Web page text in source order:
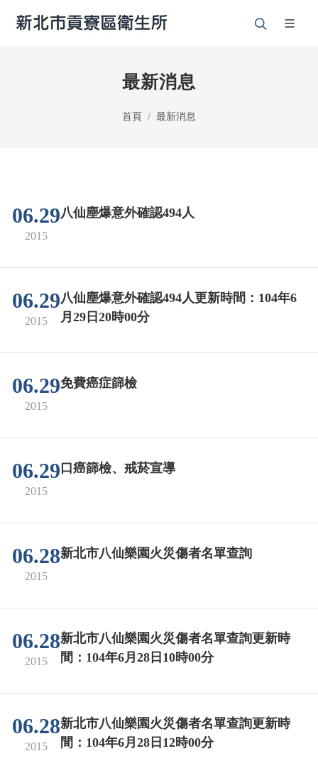
最新消息
首頁 最新消息
06.29
2015
八仙塵爆意外確認494人
06.29
2015
八仙塵爆意外確認494人更新時間：104年6
月29日20時00分
06.29
2015
免費癌症篩檢
06.29
2015
口癌篩檢、戒菸宣導
06.28
2015
新北市八仙樂園火災傷者名單查詢
06.28
2015
新北市八仙樂園火災傷者名單查詢更新時
間：104年6月28日10時00分
06.28
2015
新北市八仙樂園火災傷者名單查詢更新時
間：104年6月28日12時00分